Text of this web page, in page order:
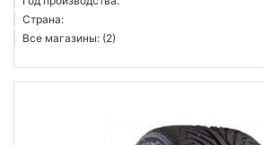
Страна:
Все магазины: (2)